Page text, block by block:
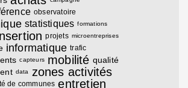
observatoire
statistiques formations
projets microentreprises
informatique trafic
capteurs mobilité qualité
data zones activités
de communes entretien